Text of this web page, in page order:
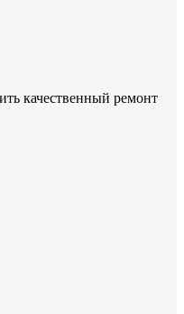
качественный ремонт